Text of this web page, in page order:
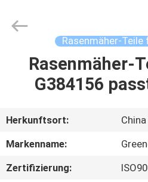
HAUS
ÜBER
UNS
Trading
Rasenmäher-
Rasenmäher-
G384156
Herkunftsort:
China
Markenname:
Zertifizierung: